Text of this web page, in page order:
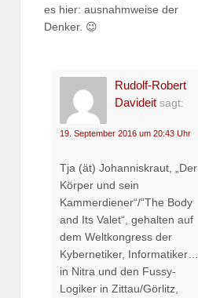
es hier: ausnahmweise der
Denker. 😉
Rudolf-Robert
Davideit sagt:
19. September 2016 um 20:43 Uhr
Tja (ät) Johanniskraut, „Der
Körper und sein
Kammerdiener“/“The Body
and Its Valet“, gehalten auf
dem Weltkongress der
Kybernetiker, Informatiker….
in Nitra und den Fussy-
Logiker in Zittau/Görlitz,